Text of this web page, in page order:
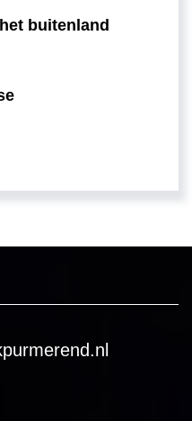
buitenland